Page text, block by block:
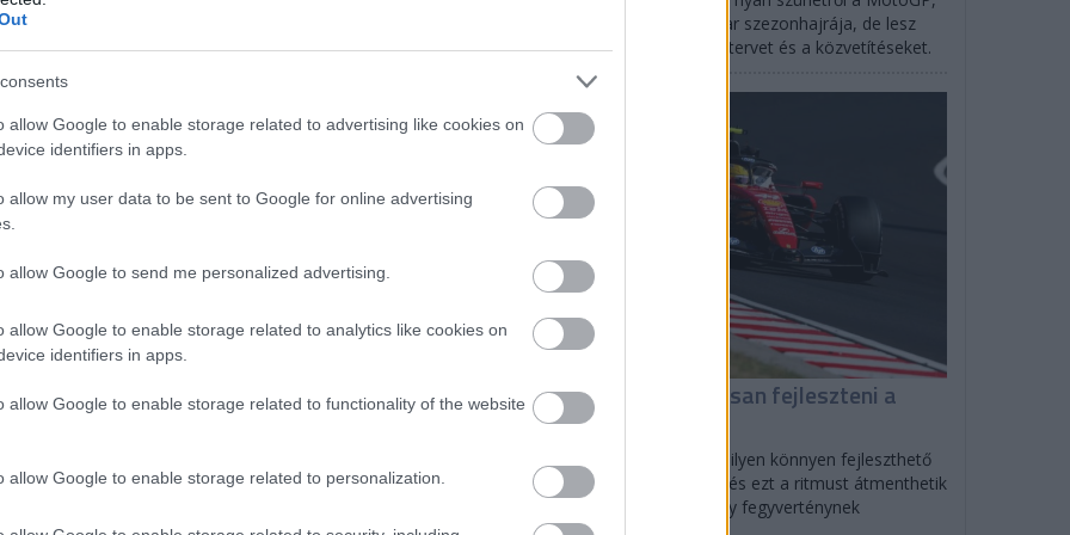
allow Google to enable storage related to advertising like cookies on
identifiers in apps.
allow my user data to be sent to Google for online advertising
allow Google to send me personalized advertising.
allow Google to enable storage related to analytics like cookies on
identifiers in apps.
allow Google to enable storage related to functionality of the website
allow Google to enable storage related to personalization.
válasz egyszerű: a lehető legkisebbre csökkenteném
Ha egy csapatnak két kiváló pilótája van, miért kellene
változtatna Lando Norris és Oscar Piastri kettősén, és
bajnokkal is rendelkeznek.
a McLarennél! Ez csak azt bizonyítja, hogy egyáltalán
egyszerűen jó. Bár néha nehéz eset voltál, ne
Portlandban indul az IndyCar szezonhajrája, de lesz
NASCAR is: mutatjuk az időtervet és a közvetítéseket.
Miért tud folyamatosan fejleszteni a
Ferrari?
Paolo Filisetti szerint direkt ilyen könnyen fejleszthető
autót tervezett a Scuderia, és ezt a ritmust átmenthetik
2027-re is, ami nagyon nagy fegyverténynek
F1